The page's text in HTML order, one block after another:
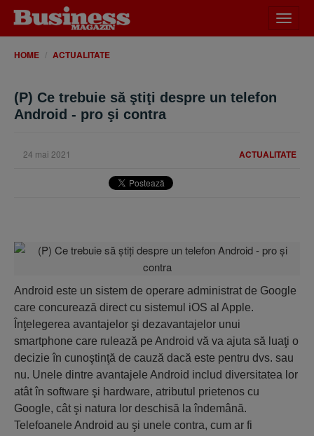
meniu
HOME ACTUALITATE
(P) Ce trebuie să ştiţi despre un telefon
Android - pro şi contra
ACTUALITATE
24 mai 2021
Android este un sistem de operare administrat de Google
care concurează direct cu sistemul iOS al Apple.
Înţelegerea avantajelor şi dezavantajelor unui
smartphone care rulează pe Android vă va ajuta să luaţi o
decizie în cunoştinţă de cauză dacă este pentru dvs. sau
nu. Unele dintre avantajele Android includ diversitatea lor
atât în ​​software şi hardware, atributul prietenos cu
Google, cât şi natura lor deschisă la îndemână.
Telefoanele Android au şi unele contra, cum ar fi